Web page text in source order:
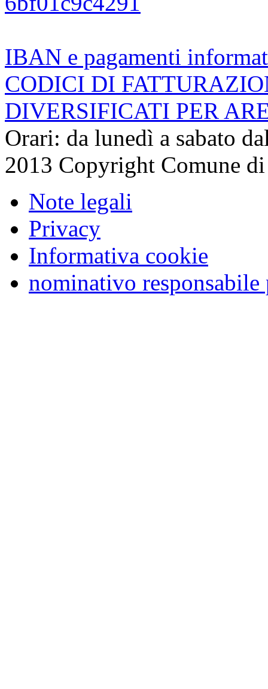
IBAN e pagamenti
CODICI DI
DIVERSIFICATI PER
Orari: da lunedì a sabato
2013 Copyright Comune
Note legali
Privacy
Informativa cookie
nominativo